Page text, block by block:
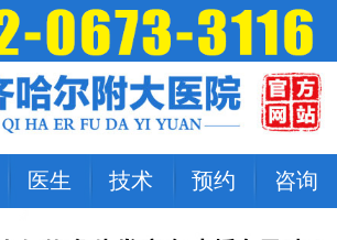
医生 技术 预约 咨询